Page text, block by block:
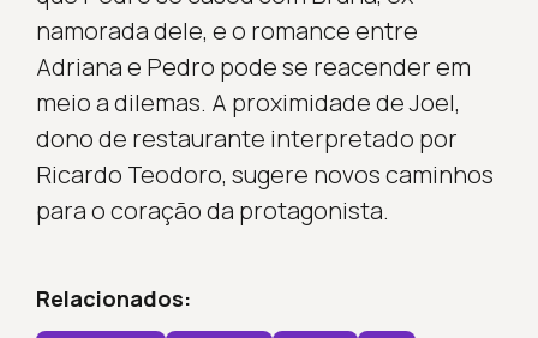
namorada dele, e o romance entre
Adriana e Pedro pode se reacender em
meio a dilemas. A proximidade de Joel,
dono de restaurante interpretado por
Ricardo Teodoro, sugere novos caminhos
para o coração da protagonista.
Relacionados: